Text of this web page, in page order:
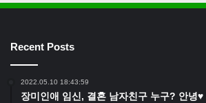
Recent Posts
2022.05.10 18:43:59
장미인애 임신, 결혼 남자친구 누구? 안녕♥